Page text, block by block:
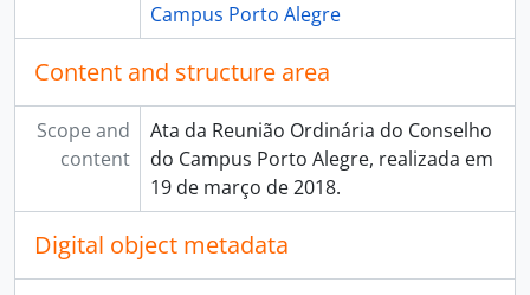
Campus Porto Alegre
Content and structure area
Scope and
content
Ata da Reunião Ordinária do Conselho
do Campus Porto Alegre, realizada em
19 de março de 2018.
Digital object metadata